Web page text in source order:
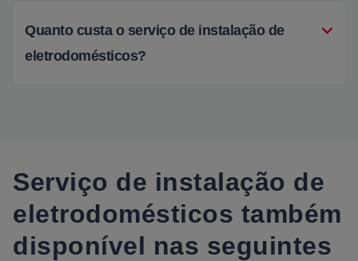
Quanto custa o serviço de instalação de
eletrodomésticos?
Serviço de instalação de
eletrodomésticos também
disponível nas seguintes